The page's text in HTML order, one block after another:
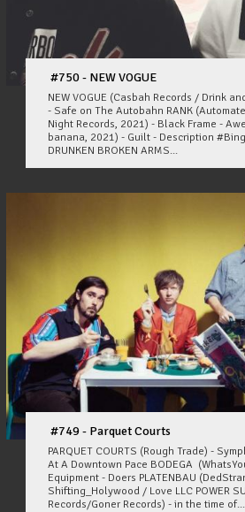
#750 - NEW VOGUE
NEW VOGUE (Casbah Records / Drink
- Safe on The Autobahn RANK
Night Records, 2021) - Black Frame -
banana, 2021) - Guilt - Description
DRUNKEN BROKEN ARMS...
#749 - Parquet Courts
PARQUET COURTS (Rough Trade) -
At A Downtown Pace BODEGA
Equipment - Doers PLATENBAU
Shifting_Holywood / Love LLC POWER
Records/Goner Records) - in the time of...